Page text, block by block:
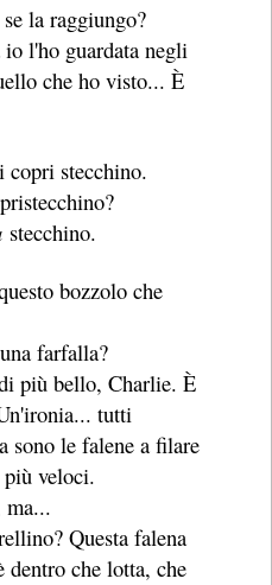
la raggiungo?
l'ho guardata negli
che ho visto... È
stecchino.
stecchino.
bozzolo che
farfalla?
più bello, Charlie. È
tutti
sono le falene a filare
veloci.
Questa falena
dentro che lotta, che